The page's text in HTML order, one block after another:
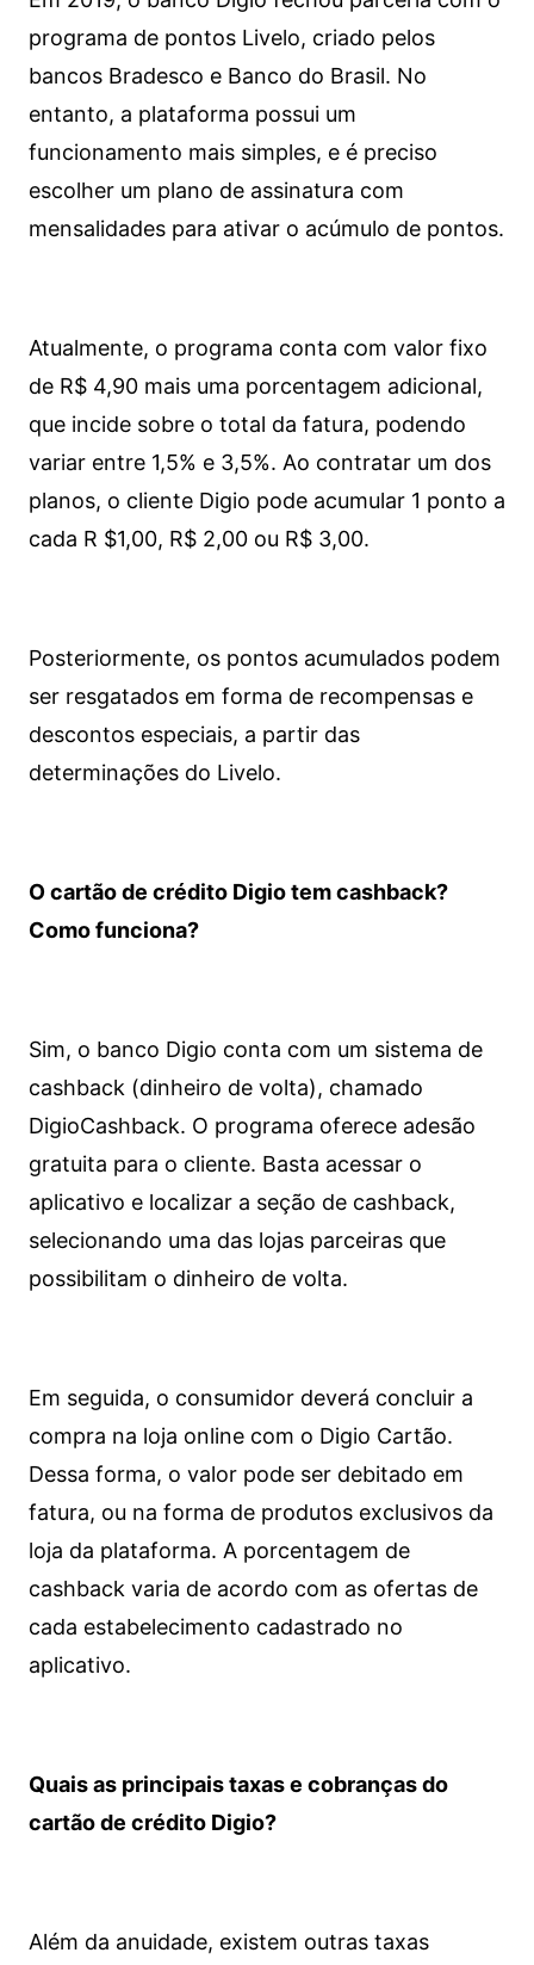
programa de pontos Livelo, criado pelos
bancos Bradesco e Banco do Brasil. No
entanto, a plataforma possui um
funcionamento mais simples, e é preciso
escolher um plano de assinatura com
mensalidades para ativar o acúmulo de pontos.
Atualmente, o programa conta com valor fixo
de R$ 4,90 mais uma porcentagem adicional,
que incide sobre o total da fatura, podendo
variar entre 1,5% e 3,5%. Ao contratar um dos
planos, o cliente Digio pode acumular 1 ponto a
cada R $1,00, R$ 2,00 ou R$ 3,00.
Posteriormente, os pontos acumulados podem
ser resgatados em forma de recompensas e
descontos especiais, a partir das
determinações do Livelo.
O cartão de crédito Digio tem cashback?
Como funciona?
Sim, o banco Digio conta com um sistema de
cashback (dinheiro de volta), chamado
DigioCashback. O programa oferece adesão
gratuita para o cliente. Basta acessar o
aplicativo e localizar a seção de cashback,
selecionando uma das lojas parceiras que
possibilitam o dinheiro de volta.
Em seguida, o consumidor deverá concluir a
compra na loja online com o Digio Cartão.
Dessa forma, o valor pode ser debitado em
fatura, ou na forma de produtos exclusivos da
loja da plataforma. A porcentagem de
cashback varia de acordo com as ofertas de
cada estabelecimento cadastrado no
aplicativo.
Quais as principais taxas e cobranças do
cartão de crédito Digio?
Além da anuidade, existem outras taxas